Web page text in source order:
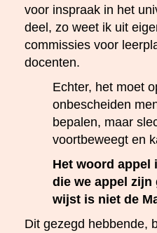
voor inspraak in het
deel, zo weet ik uit
commissies voor
docenten.
Echter, het moet
onbescheiden
bepalen, maar
voortbeweegt en
Het woord appel
die we appel zijn
wijst is niet de
Dit gezegd hebbende,